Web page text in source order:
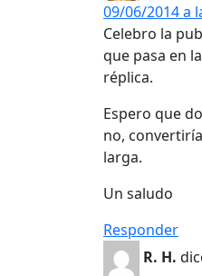
09/06/2014 a
Celebro la
que pasa en
réplica.
Espero que
no,
larga.
Un saludo
Responder
R. H.